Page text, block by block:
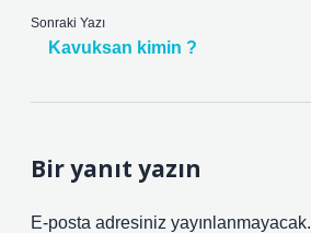
Sonraki Yazı
Kavuksan kimin ?
Bir yanıt yazın
E-posta adresiniz yayınlanmayacak.